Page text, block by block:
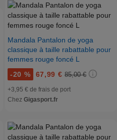
Mandala Pantalon de yoga
classique à taille rabattable pour
femmes rouge foncé L
-20 % 67,99 € 85,00 €
+3,95 € de frais de port
Chez Gigasport.fr